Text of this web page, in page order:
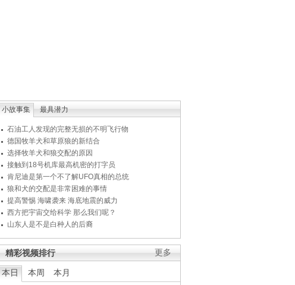
小故事集 最具潜力
石油工人发现的完整无损的不明飞行物
德国牧羊犬和草原狼的新结合
选择牧羊犬和狼交配的原因
接触到18号机库最高机密的打字员
肯尼迪是第一个不了解UFO真相的总统
狼和犬的交配是非常困难的事情
提高警惕 海啸袭来 海底地震的威力
西方把宇宙交给科学 那么我们呢？
山东人是不是白种人的后裔
更多
精彩视频排行
本日 本周 本月